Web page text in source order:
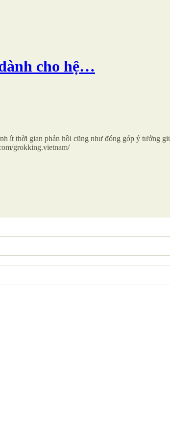
cho hệ…
ít thời gian phản hồi cũng như đóng góp ý tưởng
grokking.vietnam/